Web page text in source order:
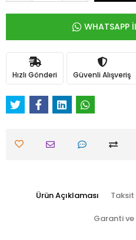
WHATSAPP
Hızlı Gönderi Güvenli Alışveriş
Ürün Açıklaması Taksit
Garanti